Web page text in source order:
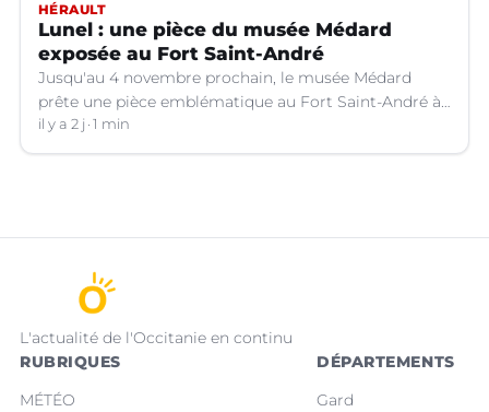
HÉRAULT
Lunel : une pièce du musée Médard
exposée au Fort Saint-André
Jusqu'au 4 novembre prochain, le musée Médard
prête une pièce emblématique au Fort Saint-André à
Villeneuve-lez-Avignon (Gard).
il y a 2 j 1 min
L'actualité de l'Occitanie en continu
RUBRIQUES
MÉTÉO
DÉPARTEMENTS
Gard